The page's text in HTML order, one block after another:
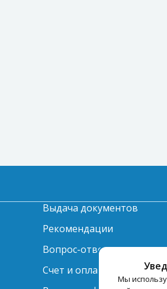
Мы
Выдача документов
Рекомендации
Вопрос-ответ
Счет и оплата